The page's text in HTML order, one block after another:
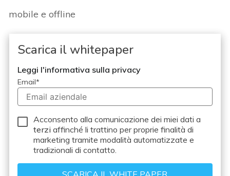
mobile e offline
Scarica il whitepaper
Leggi l'informativa sulla privacy
Email*
Acconsento alla comunicazione dei miei dati a
terzi affinché li trattino per proprie finalità di
marketing tramite modalità automatizzate e
tradizionali di contatto.